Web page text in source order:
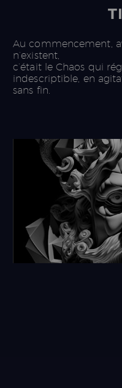
Au commencement,
n’existent,
c’était le Chaos qui
indescriptible, en
sans fin.